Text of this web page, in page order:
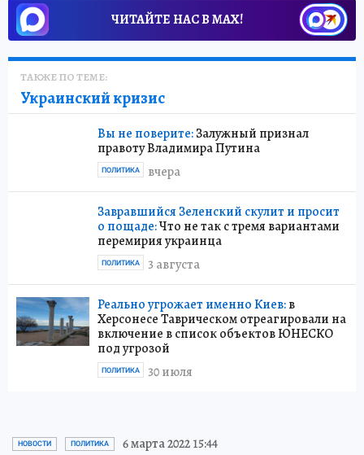
ЧИТАЙТЕ НАС В МАХ!
ТАКЖЕ ПО ТЕМЕ:
Украинский кризис
Вы не поверите:Залужный признал
правоту Владимира Путина
вчера
ПОЛИТИКА
Завравшийся Зеленский скулит и просит
о пощаде:Что не так с тремя вариантами
перемирия украинца
3 августа
ПОЛИТИКА
Реально угрожает именно Киев:в
Херсонесе Таврическом отреагировали на
включение в список объектов ЮНЕСКО
под угрозой
30 июля
ПОЛИТИКА
НОВОСТИ ПОЛИТИКА 6 марта 2022 15:44